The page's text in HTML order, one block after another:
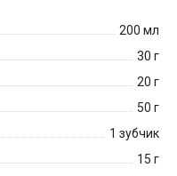
200 мл
30 г
20 г
50 г
1 зубчик
15 г